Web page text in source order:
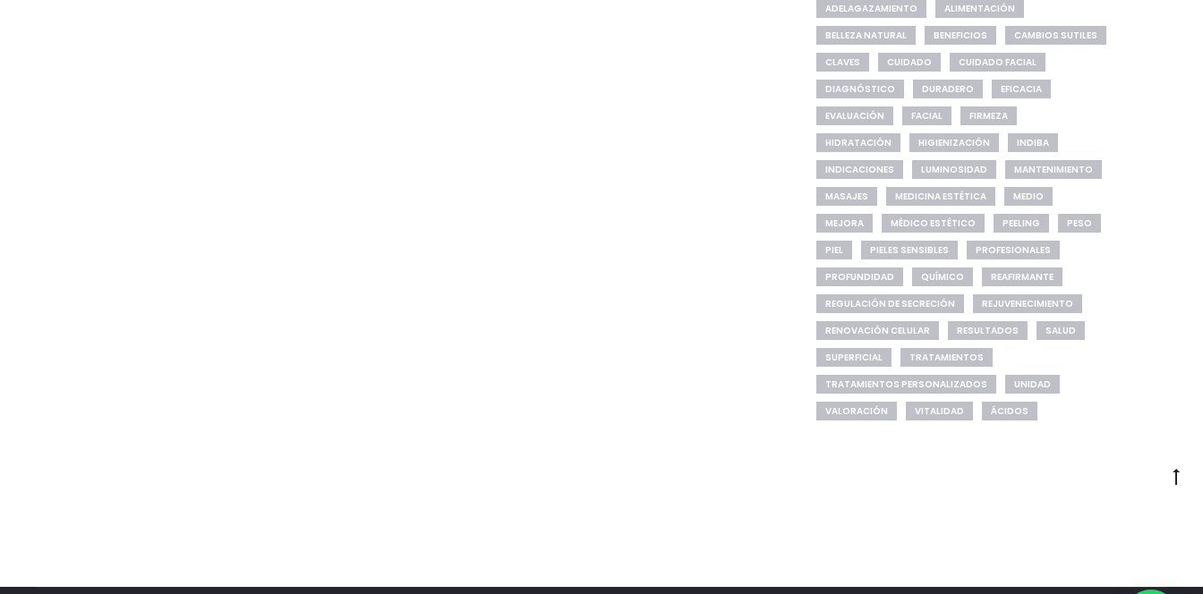
ADELAGAZAMIENTO
ALIMENTACIÓN
BELLEZA NATURAL
BENEFICIOS
CAMBIOS SUTILES
CLAVES
CUIDADO
CUIDADO FACIAL
DIAGNÓSTICO
DURADERO
EFICACIA
EVALUACIÓN
FACIAL
FIRMEZA
HIDRATACIÓN
HIGIENIZACIÓN
INDIBA
INDICACIONES
LUMINOSIDAD
MANTENIMIENTO
MASAJES
MEDICINA ESTÉTICA
MEDIO
MEJORA
MÉDICO ESTÉTICO PEELING
PESO
PIEL
PIELES SENSIBLES
PROFESIONALES
PROFUNDIDAD
QUÍMICO
REAFIRMANTE
REGULACIÓN DE SECRECIÓN
REJUVENECIMIENTO
RENOVACIÓN CELULAR
RESULTADOS
SALUD
SUPERFICIAL
TRATAMIENTOS
TRATAMIENTOS PERSONALIZADOS
UNIDAD
VALORACIÓN
VITALIDAD ÁCIDOS